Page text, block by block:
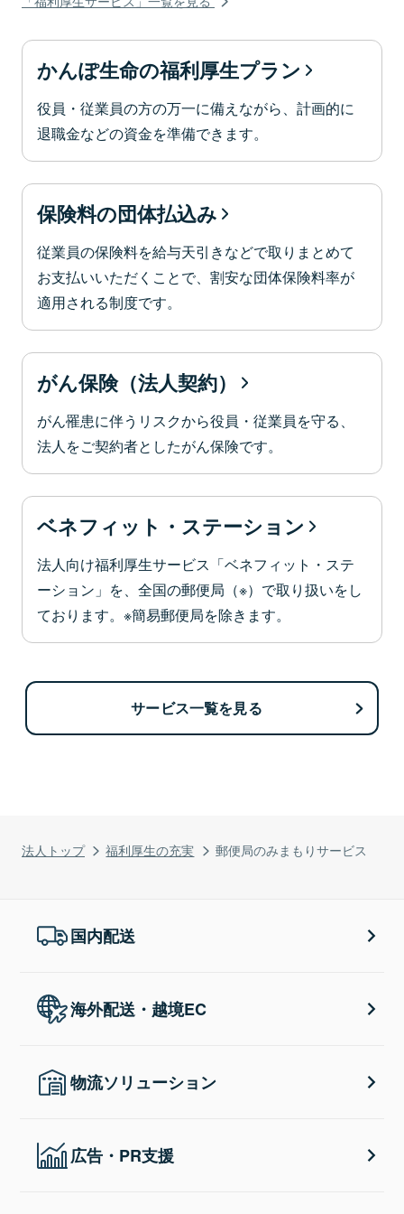
法人トップ 福利厚生の充実 郵便局のみまもりサービス
かんぽ生命の福利厚生プラン
役員・従業員の方の万一に備えながら、計画的に
退職金などの資金を準備できます。
保険料の団体払込み
従業員の保険料を給与天引きなどで取りまとめて
お支払いいただくことで、割安な団体保険料率が
適用される制度です。
がん保険（法人契約）
がん罹患に伴うリスクから役員・従業員を守る、
法人をご契約者としたがん保険です。
ベネフィット・ステーション
法人向け福利厚生サービス「ベネフィット・ステ
ーション」を、全国の郵便局（※）で取り扱いをし
ております。※簡易郵便局を除きます。
サービス一覧を見る
国内配送
海外配送・越境EC
物流ソリューション
広告・PR支援